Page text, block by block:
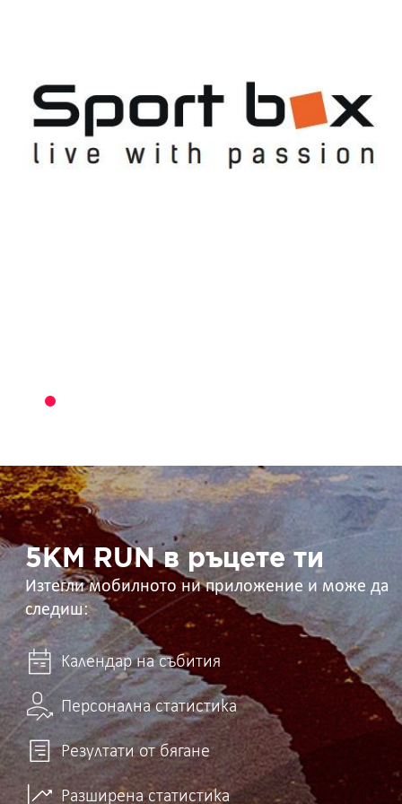
5KM
RUN
в
ръцете
ти 5KM RUN в ръцете ти
Изтегли мобилното ни приложение и може да
следиш:
Календар на събития
Персонална статистика
Резултати от бягане
Разширена статистика